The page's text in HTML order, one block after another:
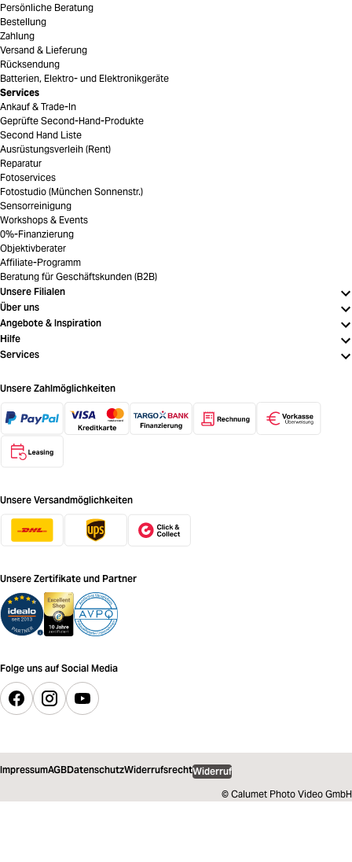
Persönliche Beratung
Bestellung
Zahlung
Versand & Lieferung
Rücksendung
Batterien, Elektro- und Elektronikgeräte
Services
Ankauf & Trade-In
Geprüfte Second-Hand-Produkte
Second Hand Liste
Ausrüstungsverleih (Rent)
Reparatur
Fotoservices
Fotostudio (München Sonnenstr.)
Sensorreinigung
Workshops & Events
0%-Finanzierung
Objektivberater
Affiliate-Programm
Beratung für Geschäftskunden (B2B)
Unsere Filialen
Über uns
Angebote & Inspiration
Hilfe
Services
Unsere Zahlmöglichkeiten
Unsere Versandmöglichkeiten
Unsere Zertifikate und Partner
Folge uns auf Social Media
ImpressumAGBDatenschutzWiderrufsrechtWiderruf
© Calumet Photo Video GmbH